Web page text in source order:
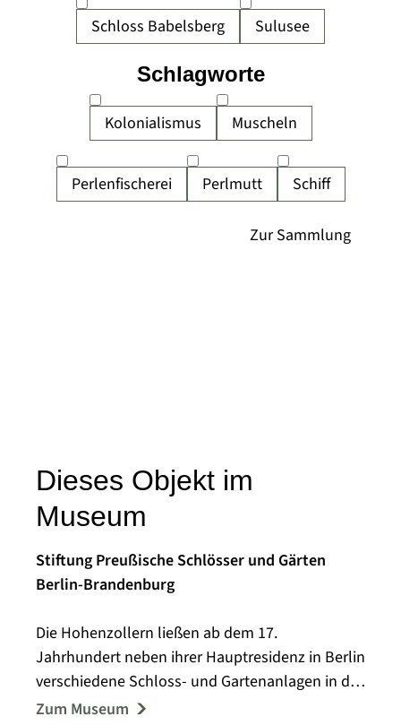
Schloss Babelsberg
Sulusee
Kolonialismus Muscheln
Perlenfischerei Perlmutt Schiff
Schlagworte
Dieses Objekt im
Museum
Stiftung Preußische Schlösser und Gärten
Berlin-Brandenburg
Die Hohenzollern ließen ab dem 17.
Jahrhundert neben ihrer Hauptresidenz in Berlin
verschiedene Schloss- und Gartenanlagen in der
Havellandschaft bei Potsdam errichten. Der
Zum Museum